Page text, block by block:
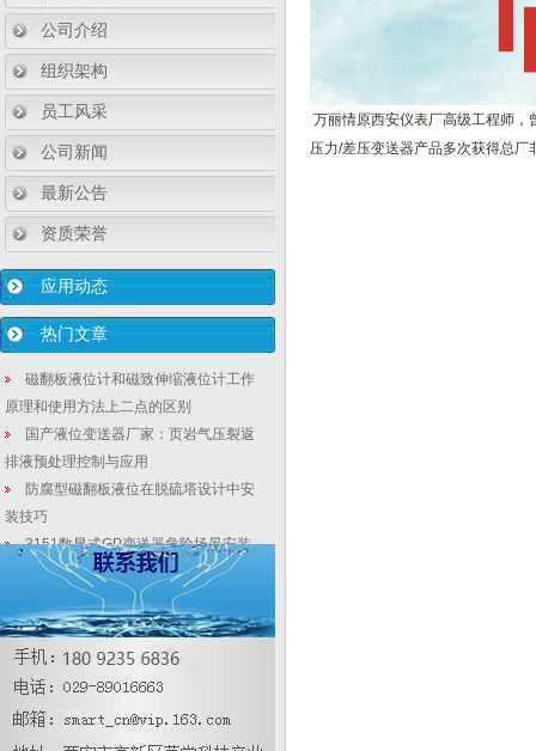
公司介绍
组织架构
员工风采
公司新闻
最新公告
资质荣誉
应用动态
热门文章
磁翻板液位计和磁致伸缩液位计工作
原理和使用方法上二点的区别
国产液位变送器厂家：页岩气压裂返
排液预处理控制与应用
防腐型磁翻板液位在脱硫塔设计中安
装技巧
3151数显式GP变送器危险场景安装
示示意图
BP200AP绝压变送器_BP200设备级
绝压变送器_嵌入式绝压变送器
差压密度计的安装使用注意事项
管道密度计的安装注意事项
电磁流量计厂家
万丽情原西安仪表厂高级工程师
压力/差压变送器产品多次获得总